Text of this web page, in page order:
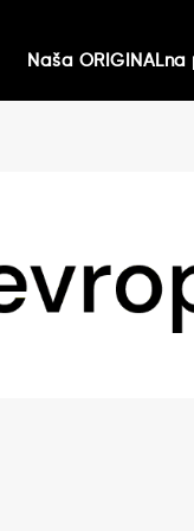
Naša